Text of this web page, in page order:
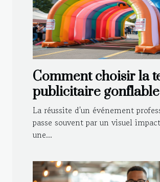
Comment choisir la
publicitaire gonflable
idéale pour votre
événement ?
La réussite d'un événement
passe souvent par un visuel
une...